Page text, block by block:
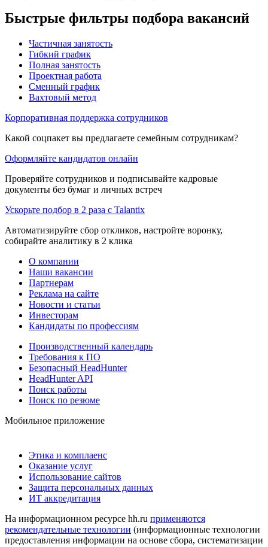
Быстрые фильтры подбора вакансий
Частичная занятость
Гибкий график
Полная занятость
Проектная работа
Сменный график
Вахтовый метод
Корпоративная поддержка сотрудников
Какой соцпакет вы предлагаете семейным сотрудникам?
Оформляйте кандидатов онлайн
Проверяйте сотрудников и подписывайте кадровые
документы без бумаг и личных встреч
Ускорьте подбор в 2 раза с Talantix
Автоматизируйте сбор откликов, настройте воронку,
собирайте аналитику в 2 клика
О компании
Наши вакансии
Партнерам
Реклама на сайте
Новости и статьи
Инвесторам
Кандидаты по профессиям
Производственный календарь
Требования к ПО
Безопасный HeadHunter
HeadHunter API
Поиск работы
Поиск по резюме
Мобильное приложение
Этика и комплаенс
Оказание услуг
Использование сайтов
Защита персональных данных
ИТ аккредитация
На информационном ресурсе hh.ru применяются
рекомендательные технологии (информационные технологии
предоставления информации на основе сбора, систематизации